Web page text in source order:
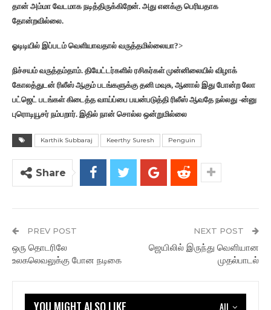
தான் அம்மா வேடமாக நடித்திருக்கிறேன். அது எனக்கு பெரியதாக
தோன்றவில்லை.
ஓடிடியில் இப்படம் வெளியாவதால் வருத்தமில்லையா?>
நிச்சயம் வருத்தம்தாம். தியேட்டர்களில் ரசிகர்கள் முன்னிலையில் விழாக்
கோலத்துடன் ரிலீஸ் ஆகும் படங்களுக்கு தனி மவுசு, ஆனால் இது போன்ற லோ
பட்ஜெட் படங்கள் கிடைத்த வாய்ப்பை பயன்படுத்தி ரிலீஸ் ஆவதே நல்லது -ன்னு
புரொடியூசர் நம்பறார். இதில் நான் சொல்ல ஒன்றுமில்லை
Karthik Subbaraj Keerthy Suresh Penguin
Share
PREV POST
ஒரு தொடரிலே
உலகலெவலுக்கு போன நடிகை
NEXT POST
ஜெயிலில் இருந்து வெளியான
முதல்பாடல்
All
YOU MIGHT ALSO LIKE